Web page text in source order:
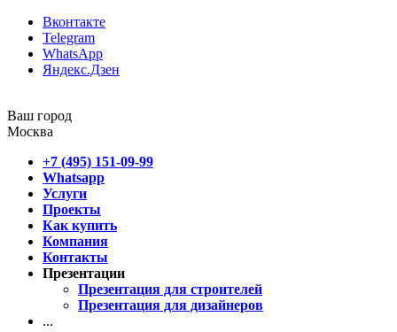
Вконтакте
Telegram
WhatsApp
Яндекс.Дзен
Ваш город
Москва
+7 (495) 151-09-99
Whatsapp
Услуги
Проекты
Как купить
Компания
Контакты
Презентации
Презентация для строителей
Презентация для дизайнеров
...